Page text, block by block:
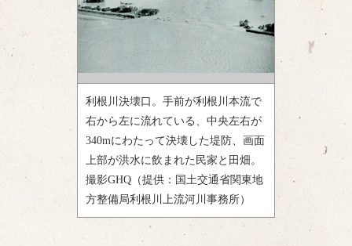
利根川決壊口。手前が利根川本流で
右から左に流れている、中央左右が
340mにわたって決壊した堤防、画面
上部が洪水に飲まれた民家と田畑。
撮影GHQ（提供：国土交通省関東地
方整備局利根川上流河川事務所）